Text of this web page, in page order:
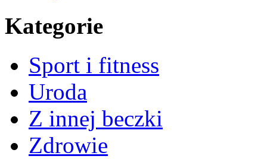
Kategorie
Sport i fitness
Uroda
Z innej beczki
Zdrowie